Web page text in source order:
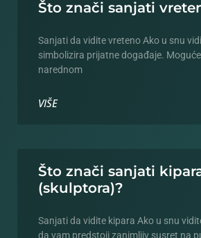
Što znači sanjati
Sanjati da vidite vreteno Ako u snu
simbolizira prijatne događaje. Moguće
narednom
VIŠE
Što znači sanjati
(skulptora)?
Sanjati da vidite kipara Ako u snu
da vam predstoji zanimljiv susret na